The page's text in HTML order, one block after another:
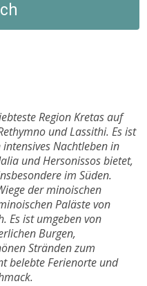
Region Kretas auf
und Lassithi. Es ist
Nachtleben in
und Hersonissos bietet,
im Süden.
der minoischen
Paläste von
Es ist umgeben von
Burgen,
Stränden zum
belebte Ferienorte und